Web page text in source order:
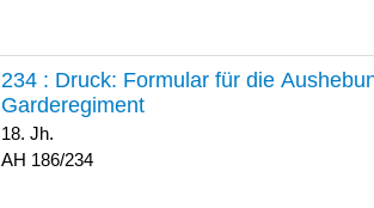
234 : Druck: Formular für die
Garderegiment
18. Jh.
186/234